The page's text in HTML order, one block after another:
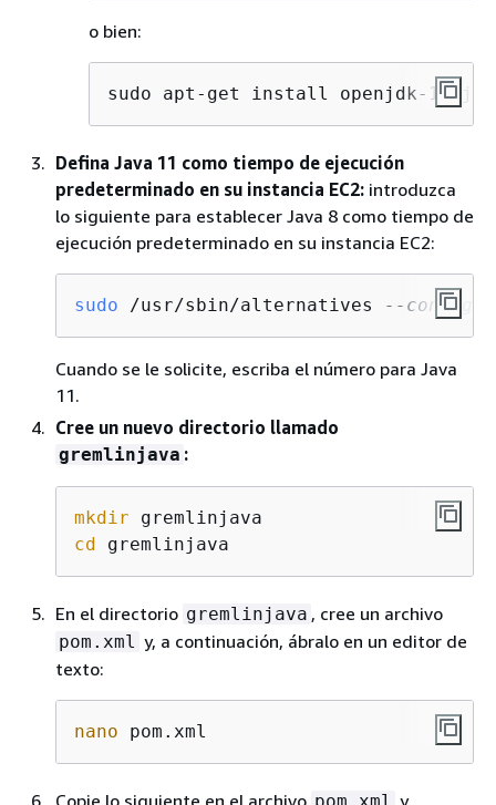
o bien:
sudo apt-get install openjdk-11-jdk
Defina Java 11 como tiempo de ejecución
predeterminado en su instancia EC2: introduzca
lo siguiente para establecer Java 8 como tiempo de
ejecución predeterminado en su instancia EC2:
sudo /usr/sbin/alternatives --config
Cuando se le solicite, escriba el número para Java
11.
Cree un nuevo directorio llamado
gremlinjava :
mkdir
cd gremlinjava
En el directorio gremlinjava , cree un archivo
pom.xml y, a continuación, ábralo en un editor de
texto:
nano pom.xml
Copie lo siguiente en el archivo y